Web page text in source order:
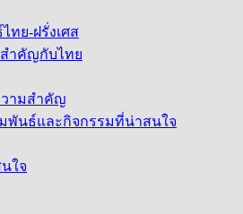
ทย-ฝรั่งเศส
ำคัญกับไทย
ามสำคัญ
พันธ์และกิจกรรมที่น่าสนใจ
ใจ